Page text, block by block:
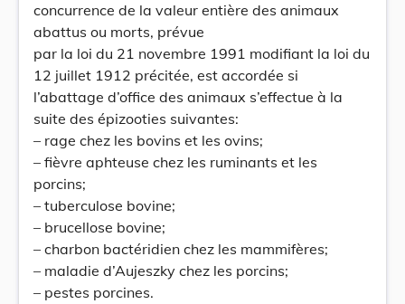
concurrence de la valeur entière des animaux
abattus ou morts, prévue
par la loi du 21 novembre 1991 modifiant la loi du
12 juillet 1912 précitée, est accordée si
l’abattage d’office des animaux s’effectue à la
suite des épizooties suivantes:
– rage chez les bovins et les ovins;
– fièvre aphteuse chez les ruminants et les
porcins;
– tuberculose bovine;
– brucellose bovine;
– charbon bactéridien chez les mammifères;
– maladie d’Aujeszky chez les porcins;
– pestes porcines.